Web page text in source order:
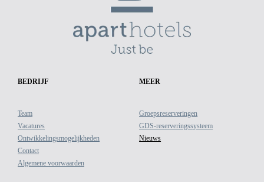
BEDRIJF
Team
Vacatures
Ontwikkelingsmogelijkheden
Contact
Algemene voorwaarden
MEER
Groepsreserveringen
GDS-reserveringssysteem
Nieuws